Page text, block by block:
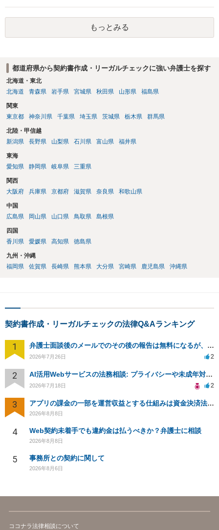
もっとみる
都道府県から契約書作成・リーガルチェックに強い弁護士を探す
北海道・東北
北海道
青森県 岩手県 宮城県 秋田県 山形県 福島県
関東
東京都
神奈川県 千葉県 埼玉県 茨城県 栃木県 群馬県
北陸・甲信越
新潟県
長野県 山梨県 石川県 富山県 福井県
東海
愛知県
静岡県 岐阜県 三重県
関西
大阪府
兵庫県 京都府 滋賀県 奈良県 和歌山県
中国
広島県
岡山県 山口県 鳥取県 島根県
四国
香川県
愛媛県 高知県 徳島県
九州・沖縄
福岡県
佐賀県 長崎県 熊本県 大分県 宮崎県 鹿児島県 沖縄県
契約書作成・リーガルチェックの法律Q&Aランキング
1 弁護士面談後のメールでのその後の報告は無料になるが、弁護士として興味ありますか？
2026年7月26日 2
2 AI活用Webサービスの法務相談: プライバシーや未成年対応など
2026年7月18日 2
3 アプリの課金の一部を運営収益とする仕組みは資金決済法に該当しますか？
2026年8月8日
4 Web契約未着手でも違約金は払うべきか？弁護士に相談
2026年8月8日
5 事務所との契約に関して
2026年8月6日
ココナラ法律相談について